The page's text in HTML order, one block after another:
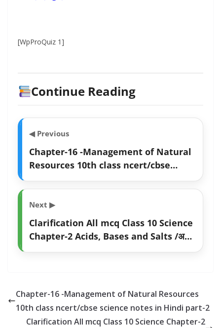
[WpProQuiz 1]
Continue Reading
◀ Previous
Chapter-16 -Management of Natural
Resources 10th class ncert/cbse
science notes in Hindi part-2
Next ▶
Clarification All mcq Class 10 Science
Chapter-2 Acids, Bases and Salts /अम्ल
,क्षारक एवं लवण
Chapter-16 -Management of Natural Resources
10th class ncert/cbse science notes in Hindi part-2
Clarification All mcq Class 10 Science Chapter-2